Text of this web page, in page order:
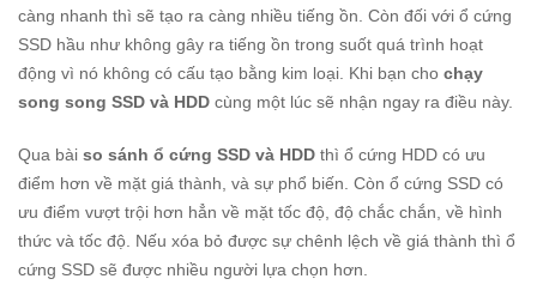
càng nhanh thì sẽ tạo ra càng nhiều tiếng ồn. Còn đối với ổ cứng
SSD hầu như không gây ra tiếng ồn trong suốt quá trình hoạt
động vì nó không có cấu tạo bằng kim loại. Khi bạn cho chạy
song song SSD và HDD cùng một lúc sẽ nhận ngay ra điều này.
Qua bài so sánh ổ cứng SSD và HDD thì ổ cứng HDD có ưu
điểm hơn về mặt giá thành, và sự phổ biến. Còn ổ cứng SSD có
ưu điểm vượt trội hơn hẳn về mặt tốc độ, độ chắc chắn, về hình
thức và tốc độ. Nếu xóa bỏ được sự chênh lệch về giá thành thì ổ
cứng SSD sẽ được nhiều người lựa chọn hơn.